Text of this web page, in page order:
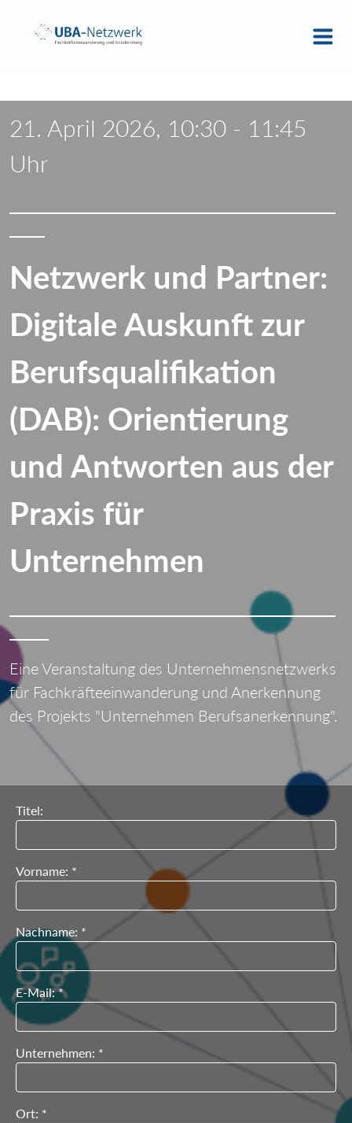
21. April 2026, 10:30 - 11:45
Uhr
Netzwerk und Partner:
Digitale Auskunft zur
Berufsqualifikation
(DAB): Orientierung
und Antworten aus der
Praxis für
Unternehmen
Eine Veranstaltung des Unternehmensnetzwerks
für Fachkräfteeinwanderung und Anerkennung
des Projekts "Unternehmen Berufsanerkennung".
Titel:
Vorname: *
Nachname: *
E-Mail: *
Unternehmen: *
Ort: *